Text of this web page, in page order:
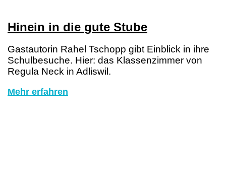
Hinein in die gute Stube
Gastautorin Rahel Tschopp gibt Einblick in ihre
Schulbesuche. Hier: das Klassenzimmer von
Regula Neck in Adliswil.
Mehr erfahren